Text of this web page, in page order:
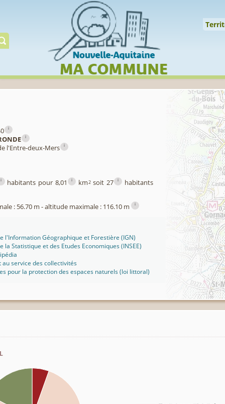
Gérer préserver
i
i
l'Entre-deux-Mers i
i habitants pour 8,01 i km2soit 27 i habitants
: 56.70 m - altitude maximale : 116.10 m i
l'Information Géographique et Forestière (IGN)
la Statistique et des Etudes Economiques (INSEE)
au service des collectivités
pour la protection des espaces naturels (loi littoral)
Cookies management panel